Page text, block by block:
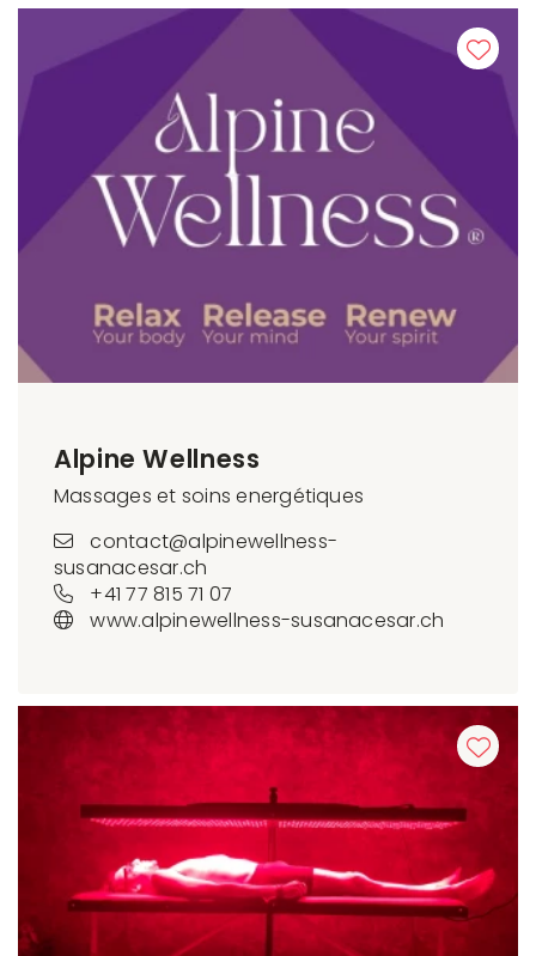
Alpine Wellness
Massages et soins energétiques
contact@alpinewellness-
susanacesar.ch
+41 77 815 71 07
www.alpinewellness-susanacesar.ch